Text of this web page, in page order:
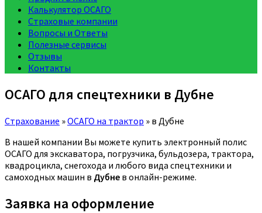
Калькулятор ОСАГО
Страховые компании
Вопросы и Ответы
Полезные сервисы
Отзывы
Контакты
ОСАГО для спецтехники в Дубне
Страхование »ОСАГО на трактор » в Дубне
В нашей компании Вы можете купить электронный полис
ОСАГО для экскаватора, погрузчика, бульдозера, трактора,
квадроцикла, снегохода и любого вида спецтехники и
самоходных машин в Дубне в онлайн-режиме.
Заявка на оформление